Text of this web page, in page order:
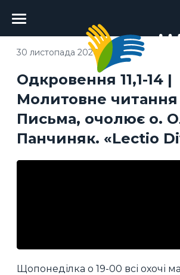
Головне
меню
Одкровення 11,1-14 |
Молитовне читання
Письма, очолює о.
Панчиняк. «Lectio
30 листопада 2020
Щопонеділка о 19-00 всі охочі